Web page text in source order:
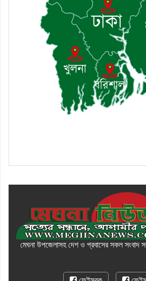
১০। দাউদকান্দিতে
চেষ্টা ও প্রাণনাশের
মেঘনা উপজেলাসহ দেশ ও প্রবাসের সকল সংবাদ